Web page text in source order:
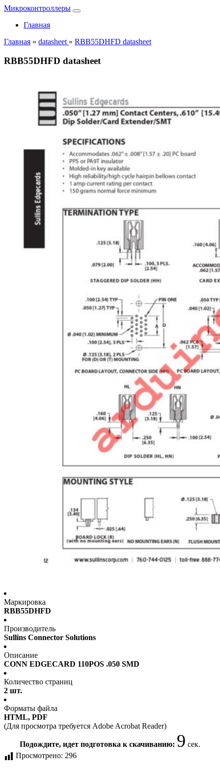
Микроконтроллеры
Главная
Главная » datasheet » RBB55DHFD datasheet
RBB55DHFD datasheet
Маркировка
RBB55DHFD
Производитель
Sullins Connector Solutions
Описание
CONN EDGECARD 110POS .050 SMD
Количество страниц
2 шт.
Форматы файла
HTML, PDF
(Для просмотра требуется Adobe Acrobat Reader)
Подождите, идет подготовка к скачиванию: 9 сек.
Просмотрено: 296